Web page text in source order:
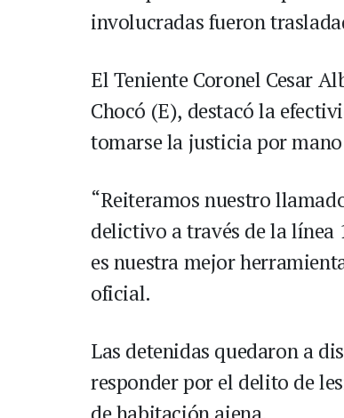
involucradas fueron
El Teniente Coronel Cesar
Chocó (E), destacó la
tomarse la justicia por
“Reiteramos nuestro
delictivo a través de la línea
es nuestra mejor
oficial.
Las detenidas quedaron a
responder por el delito de